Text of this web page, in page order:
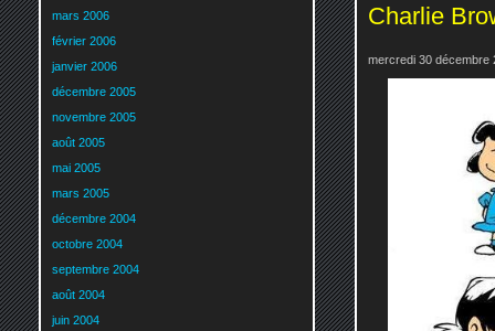
Charlie
mercredi 30 décembre
mars 2006
février 2006
janvier 2006
décembre 2005
novembre 2005
août 2005
mai 2005
mars 2005
décembre 2004
octobre 2004
septembre 2004
août 2004
juin 2004